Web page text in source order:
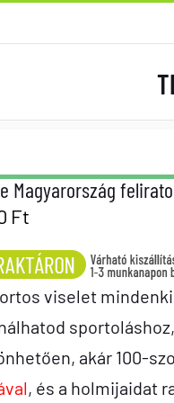
Magyarország
Ft
viselet
akár 100-
, és a holmijaidat